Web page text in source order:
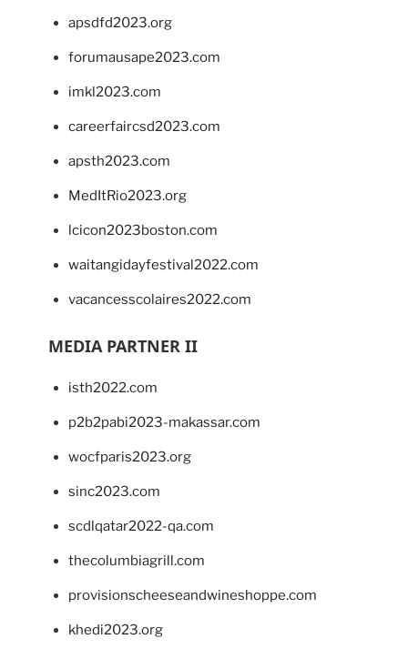
apsdfd2023.org
forumausape2023.com
imkl2023.com
careerfaircsd2023.com
apsth2023.com
MedItRio2023.org
lcicon2023boston.com
waitangidayfestival2022.com
vacancesscolaires2022.com
MEDIA PARTNER II
isth2022.com
p2b2pabi2023-makassar.com
wocfparis2023.org
sinc2023.com
scdlqatar2022-qa.com
thecolumbiagrill.com
provisionscheeseandwineshoppe.com
khedi2023.org